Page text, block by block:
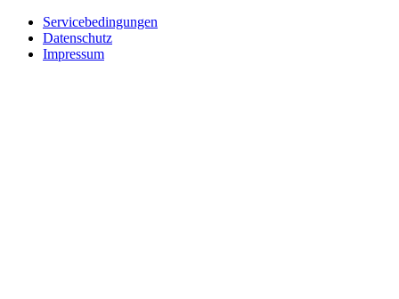
Servicebedingungen
Datenschutz
Impressum